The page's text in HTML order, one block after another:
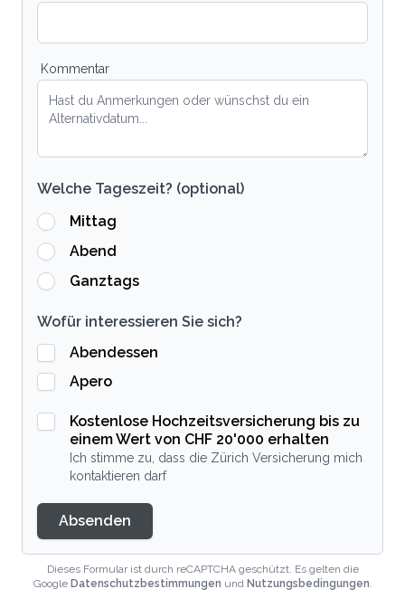
Kommentar
Welche Tageszeit? (optional)
Mittag
Abend
Ganztags
Wofür interessieren Sie sich?
Abendessen
Apero
Kostenlose Hochzeitsversicherung bis zu
einem Wert von CHF 20'000 erhalten
Ich stimme zu, dass die Zürich Versicherung mich
kontaktieren darf
Absenden
Dieses Formular ist durch reCAPTCHA geschützt. Es gelten die
Google Datenschutzbestimmungen und Nutzungsbedingungen.